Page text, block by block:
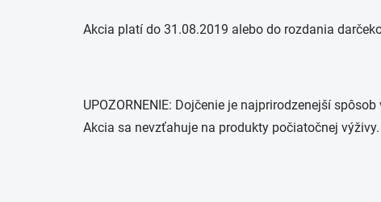
Akcia platí do 31.08.2019 alebo do rozdania
UPOZORNENIE: Dojčenie je najprirodzenejší
Akcia sa nevzťahuje na produkty počiatočnej výživy.